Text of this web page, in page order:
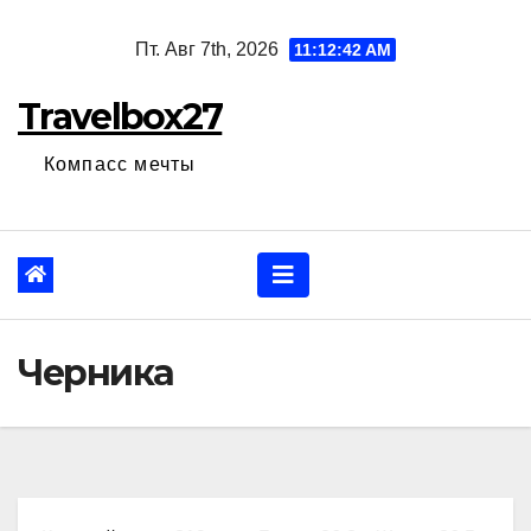
Пт. Авг 7th, 2026 11:12:43 AM
Travelbox27
Компасс мечты
Черника